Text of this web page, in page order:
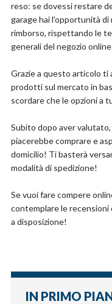
reso: se dovessi restare
garage hai l'opportunità
rimborso, rispettando le
generali del negozio
Grazie a questo articolo ti
prodotti sul mercato in
scordare che le opzioni a
Subito dopo aver
piacerebbe comprare e
domicilio! Ti basterà
modalità di spedizione!
Se vuoi fare compere
contemplare le
a disposizione!
IN PRIMO